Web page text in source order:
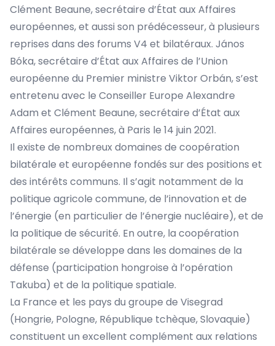
Clément Beaune, secrétaire d’État aux Affaires
européennes, et aussi son prédécesseur, à plusieurs
reprises dans des forums V4 et bilatéraux. János
Bóka, secrétaire d’État aux Affaires de l’Union
européenne du Premier ministre Viktor Orbán, s’est
entretenu avec le Conseiller Europe Alexandre
Adam et Clément Beaune, secrétaire d’État aux
Affaires européennes, à Paris le 14 juin 2021.
Il existe de nombreux domaines de coopération
bilatérale et européenne fondés sur des positions et
des intérêts communs. Il s’agit notamment de la
politique agricole commune, de l’innovation et de
l’énergie (en particulier de l’énergie nucléaire), et de
la politique de sécurité. En outre, la coopération
bilatérale se développe dans les domaines de la
défense (participation hongroise à l’opération
Takuba) et de la politique spatiale.
La France et les pays du groupe de Visegrad
(Hongrie, Pologne, République tchèque, Slovaquie)
constituent un excellent complément aux relations